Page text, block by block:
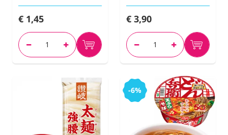
€ 1,45 € 3,90
-6%